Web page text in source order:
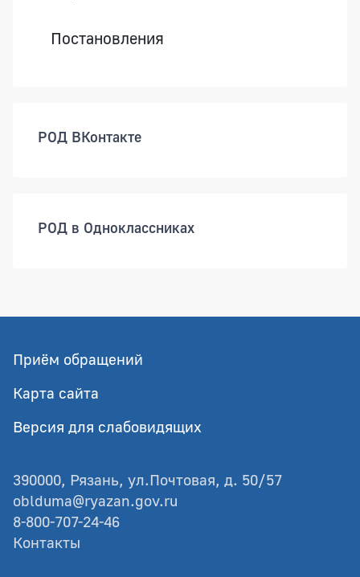
Постановления
РОД ВКонтакте
РОД в Одноклассниках
Приём обращений
Карта сайта
Версия для слабовидящих
390000, Рязань, ул.Почтовая, д. 50/57
oblduma@ryazan.gov.ru
8-800-707-24-46
Контакты